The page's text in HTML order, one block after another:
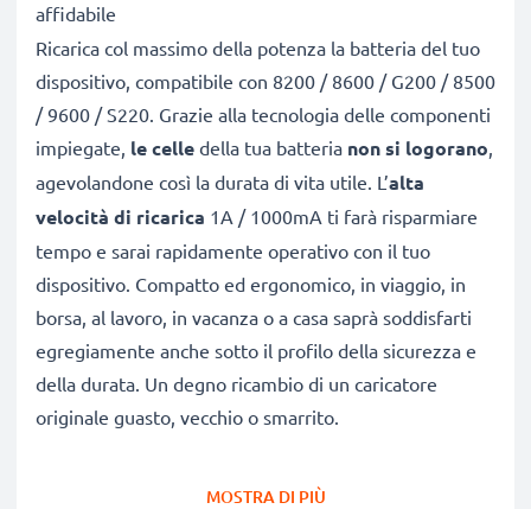
affidabile
Ricarica col massimo della potenza la batteria del tuo
dispositivo, compatibile con 8200 / 8600 / G200 / 8500
/ 9600 / S220. Grazie alla tecnologia delle componenti
impiegate, le celle della tua batteria non si logorano,
agevolandone così la durata di vita utile. L’alta
velocità di ricarica 1A / 1000mA ti farà risparmiare
tempo e sarai rapidamente operativo con il tuo
dispositivo. Compatto ed ergonomico, in viaggio, in
borsa, al lavoro, in vacanza o a casa saprà soddisfarti
egregiamente anche sotto il profilo della sicurezza e
della durata. Un degno ricambio di un caricatore
originale guasto, vecchio o smarrito.
un caricatore che fa bene
MOSTRA DI PIÙ